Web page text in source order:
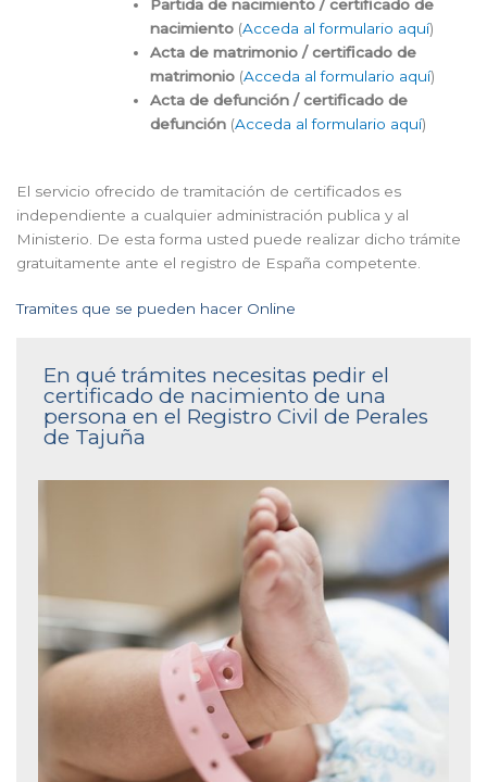
Partida de nacimiento / certificado de
nacimiento (Acceda al formulario aquí)
Acta de matrimonio / certificado de
matrimonio (Acceda al formulario aquí)
Acta de defunción / certificado de
defunción (Acceda al formulario aquí)
El servicio ofrecido de tramitación de certificados es
independiente a cualquier administración publica y al
Ministerio. De esta forma usted puede realizar dicho trámite
gratuitamente ante el registro de España competente.
Tramites que se pueden hacer Online
En qué trámites necesitas pedir el
certificado de nacimiento de una
persona en el Registro Civil de Perales
de Tajuña